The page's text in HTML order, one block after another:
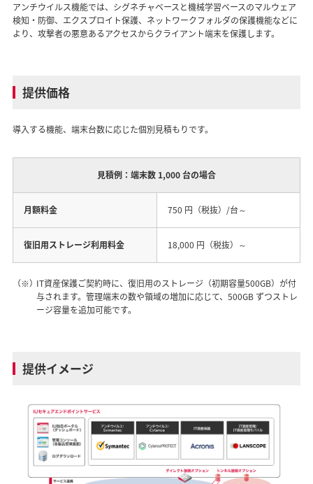
アンチウイルス機能では、シグネチャベースと機械学習ベースのマルウェア
検知・防御、エクスプロイト保護、ネットワークフォルダの保護機能などに
より、攻撃者の悪意あるアクセスからクライアント端末を保護します。
提供価格
導入する機能、端末台数に応じた個別見積もりです。
見積例：端末数 1,000 台の場合
月額料金 750 円（税抜）/台～
復旧用ストレージ利用料金 18,000 円（税抜）～
（※）IT資産保護ご契約時に、復旧用のストレージ（初期容量500GB）が付
与されます。管理端末の数や領域の増加に応じて、500GB ずつストレ
ージ容量を追加可能です。
提供イメージ